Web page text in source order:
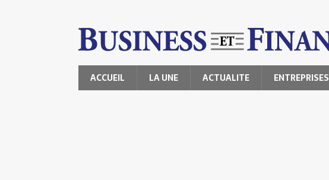
ACCUEIL LA UNE ACTUALITE ENTREPRISES